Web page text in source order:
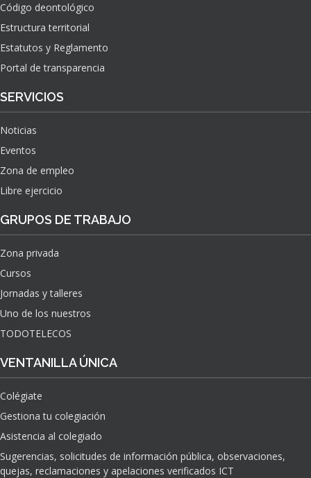
Código deontológico
Estructura territorial
Estatutos y Reglamento
Portal de transparencia
SERVICIOS
Noticias
Eventos
Zona de empleo
Libre ejercicio
GRUPOS DE TRABAJO
Zona privada
Cursos
Jornadas y talleres
Uno de los nuestros
TODOTELECOS
VENTANILLA ÚNICA
Colégiate
Gestiona tu colegiación
Asistencia al colegiado
Sugerencias, solicitudes de información pública, observaciones,
quejas, reclamaciones y apelaciones verificados ICT